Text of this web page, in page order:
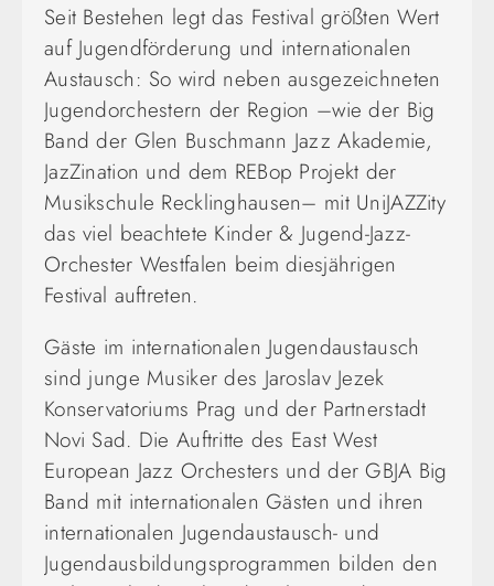
Seit Bestehen legt das Festival größten Wert
auf Jugendförderung und internationalen
Austausch: So wird neben ausgezeichneten
Jugendorchestern der Region –wie der Big
Band der Glen Buschmann Jazz Akademie,
JazZination und dem REBop Projekt der
Musikschule Recklinghausen– mit UniJAZZity
das viel beachtete Kinder & Jugend-Jazz-
Orchester Westfalen beim diesjährigen
Festival auftreten.
Gäste im internationalen Jugendaustausch
sind junge Musiker des Jaroslav Jezek
Konservatoriums Prag und der Partnerstadt
Novi Sad. Die Auftritte des East West
European Jazz Orchesters und der GBJA Big
Band mit internationalen Gästen und ihren
internationalen Jugendaustausch- und
Jugendausbildungsprogrammen bilden den